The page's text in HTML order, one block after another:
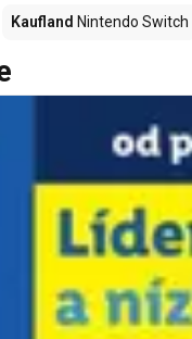
Kaufland Nintendo Switch